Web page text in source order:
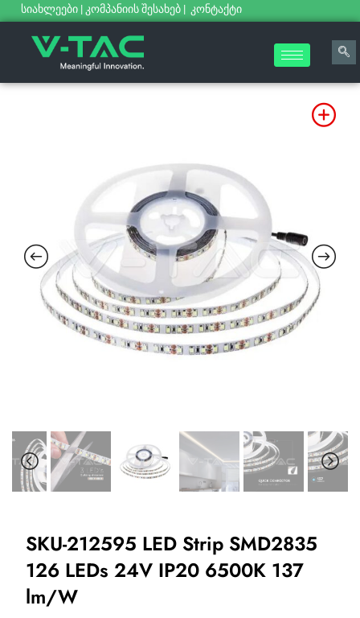
სიახლეები | კომპანიის შესახებ | კონტაქტი
SKU-212595 LED Strip SMD2835
126 LEDs 24V IP20 6500K 137
lm/W